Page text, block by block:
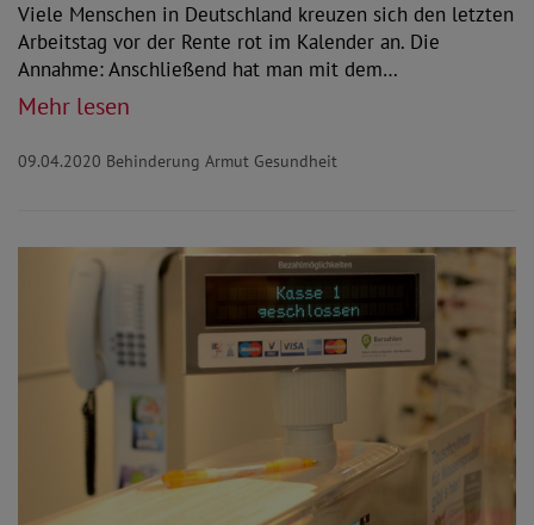
Viele Menschen in Deutschland kreuzen sich den letzten
Arbeitstag vor der Rente rot im Kalender an. Die
Annahme: Anschließend hat man mit dem…
Mehr lesen
09.04.2020 Behinderung Armut Gesundheit